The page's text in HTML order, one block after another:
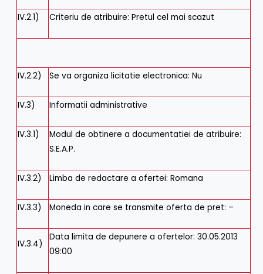
IV.2.1) Criteriu de atribuire:Pretul cel mai scazut
IV.2.2) Se va organiza licitatie electronica:Nu
IV.3) Informatii administrative
IV.3.1)
Modul de obtinere a documentatiei de atribuire:
S.E.A.P.
IV.3.2) Limba de redactare a ofertei:Romana
IV.3.3) Moneda in care se transmite oferta de pret: –
IV.3.4)
Data limita de depunere a ofertelor:30.05.2013
09:00